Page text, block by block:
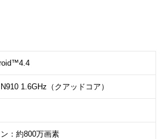
1.6GHz（クアッドコア）
ン：約800万画素